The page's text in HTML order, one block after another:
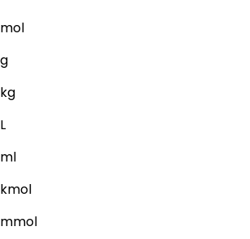
mol
g
kg
L
ml
kmol
mmol